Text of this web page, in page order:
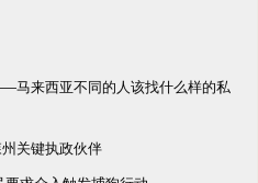
马来西亚不同的人该找什么样的私
关键执政伙伴